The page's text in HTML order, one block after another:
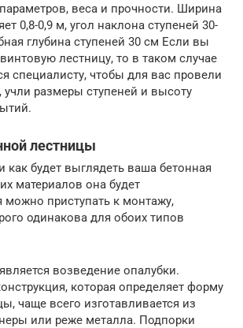
веса и прочности. Ширина
0,8-0,9 м, угол наклона ступеней 30-
глубина ступеней 30 см Если вы
лестницу, то в таком случае
специалисту, чтобы для вас провели
учли размеры ступеней и высоту
лестницы
будет выглядеть ваша бетонная
материалов она будет
можно приступать к монтажу,
одинакова для обоих типов
возведение опалубки.
которая определяет форму
чаще всего изготавливается из
или реже металла. Подпорки